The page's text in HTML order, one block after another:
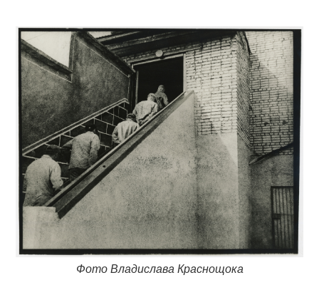
Фото Владислава Краснощока